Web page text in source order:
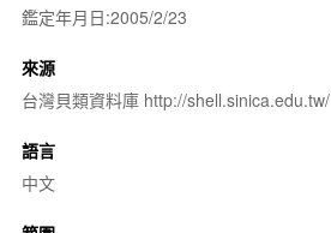
鑑定年月日:2005/2/23
來源
台灣貝類資料庫 http://shell.sinica.edu.tw/
語言
中文